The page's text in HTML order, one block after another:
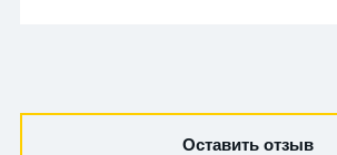
Оставить отзыв